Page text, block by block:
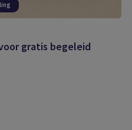
gratis begeleid